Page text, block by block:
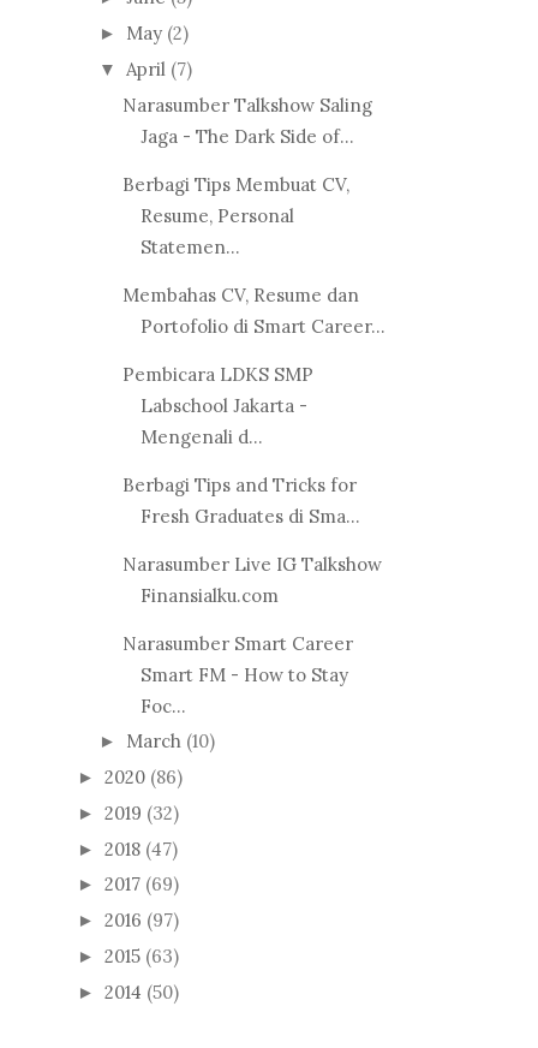
► May (2)
▼ April (7)
Narasumber Talkshow Saling
Jaga - The Dark Side of...
Berbagi Tips Membuat CV,
Resume, Personal
Statemen...
Membahas CV, Resume dan
Portofolio di Smart Career...
Pembicara LDKS SMP
Labschool Jakarta -
Mengenali d...
Berbagi Tips and Tricks for
Fresh Graduates di Sma...
Narasumber Live IG Talkshow
Finansialku.com
Narasumber Smart Career
Smart FM - How to Stay
Foc...
► March (10)
► 2020 (86)
► 2019 (32)
► 2018 (47)
► 2017 (69)
► 2016 (97)
► 2015 (63)
► 2014 (50)